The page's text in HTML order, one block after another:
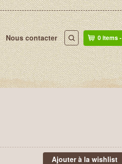
0 items -
Nous contacter
Ajouter à la wishlist